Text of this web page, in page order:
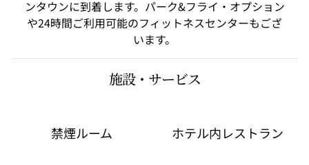
ンタウンに到着します。パーク&フライ・オプション
や24時間ご利用可能のフィットネスセンターもござ
います。
施設・サービス
禁煙ルーム ホテル内レストラン